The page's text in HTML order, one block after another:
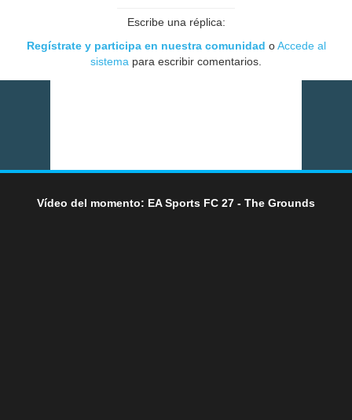
Escribe una réplica:
Regístrate y participa en nuestra comunidad oAccede al
sistema para escribir comentarios.
Vídeo del momento: EA Sports FC 27 - The Grounds